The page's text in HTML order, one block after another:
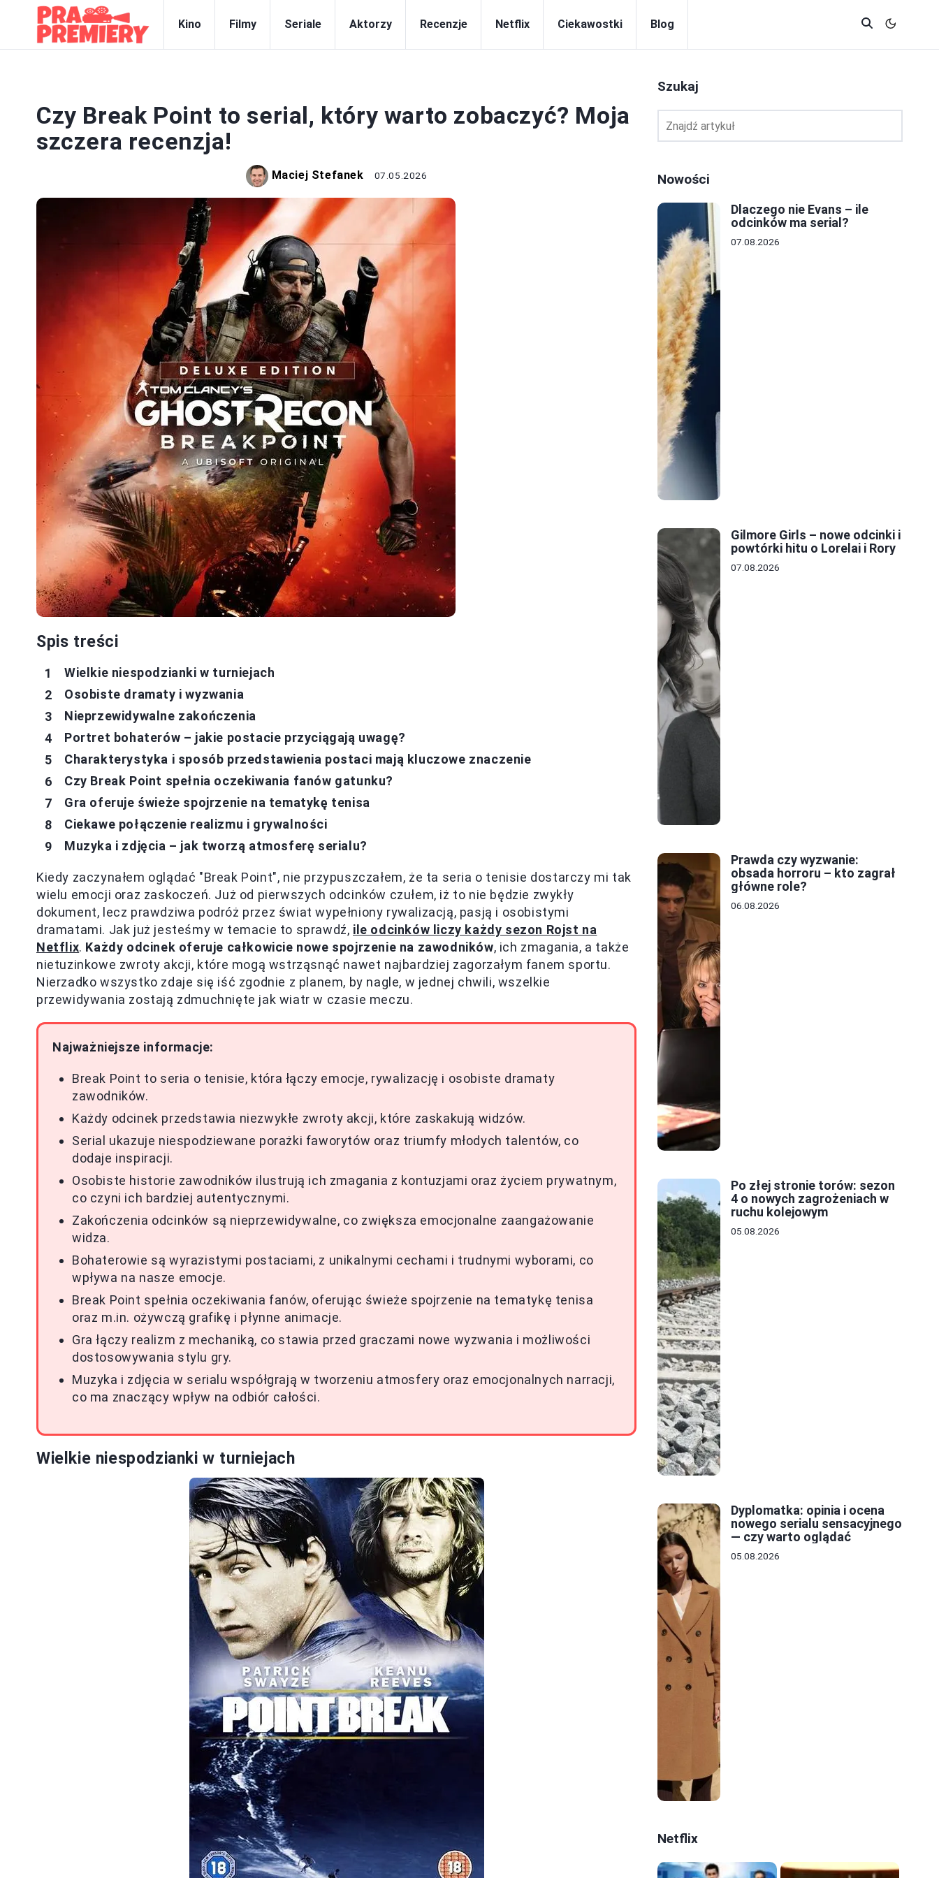
Kino Filmy Seriale Aktorzy Recenzje Netflix Ciekawostki Blog
Czy Break Point to serial, który warto zobaczyć? Moja
szczera recenzja!
Maciej Stefanek 07.05.2026
Spis treści
Wielkie niespodzianki w turniejach
Osobiste dramaty i wyzwania
Nieprzewidywalne zakończenia
Portret bohaterów – jakie postacie przyciągają uwagę?
Charakterystyka i sposób przedstawienia postaci mają kluczowe znaczenie
Czy Break Point spełnia oczekiwania fanów gatunku?
Gra oferuje świeże spojrzenie na tematykę tenisa
Ciekawe połączenie realizmu i grywalności
Muzyka i zdjęcia – jak tworzą atmosferę serialu?
Kiedy zaczynałem oglądać "Break Point", nie przypuszczałem, że ta seria o tenisie dostarczy mi tak
wielu emocji oraz zaskoczeń. Już od pierwszych odcinków czułem, iż to nie będzie zwykły
dokument, lecz prawdziwa podróż przez świat wypełniony rywalizacją, pasją i osobistymi
dramatami. Jak już jesteśmy w temacie to sprawdź, ile odcinków liczy każdy sezon Rojst na
Netflix. Każdy odcinek oferuje całkowicie nowe spojrzenie na zawodników, ich zmagania, a także
nietuzinkowe zwroty akcji, które mogą wstrząsnąć nawet najbardziej zagorzałym fanem sportu.
Nierzadko wszystko zdaje się iść zgodnie z planem, by nagle, w jednej chwili, wszelkie
przewidywania zostają zdmuchnięte jak wiatr w czasie meczu.
Najważniejsze informacje:
Break Point to seria o tenisie, która łączy emocje, rywalizację i osobiste dramaty
zawodników.
Każdy odcinek przedstawia niezwykłe zwroty akcji, które zaskakują widzów.
Serial ukazuje niespodziewane porażki faworytów oraz triumfy młodych talentów, co
dodaje inspiracji.
Osobiste historie zawodników ilustrują ich zmagania z kontuzjami oraz życiem prywatnym,
co czyni ich bardziej autentycznymi.
Zakończenia odcinków są nieprzewidywalne, co zwiększa emocjonalne zaangażowanie
widza.
Bohaterowie są wyrazistymi postaciami, z unikalnymi cechami i trudnymi wyborami, co
wpływa na nasze emocje.
Break Point spełnia oczekiwania fanów, oferując świeże spojrzenie na tematykę tenisa
oraz m.in. ożywczą grafikę i płynne animacje.
Gra łączy realizm z mechaniką, co stawia przed graczami nowe wyzwania i możliwości
dostosowywania stylu gry.
Muzyka i zdjęcia w serialu współgrają w tworzeniu atmosfery oraz emocjonalnych narracji,
co ma znaczący wpływ na odbiór całości.
Wielkie niespodzianki w turniejach
Szukaj
Nowości
Dlaczego nie Evans – ile
odcinków ma serial?
07.08.2026
Gilmore Girls – nowe odcinki i
powtórki hitu o Lorelai i Rory
07.08.2026
Prawda czy wyzwanie:
obsada horroru – kto zagrał
główne role?
06.08.2026
Po złej stronie torów: sezon
4 o nowych zagrożeniach w
ruchu kolejowym
05.08.2026
Dyplomatka: opinia i ocena
nowego serialu sensacyjnego
— czy warto oglądać
05.08.2026
Netflix